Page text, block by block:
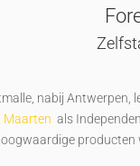
nabij Antwerpen,
Maarten als